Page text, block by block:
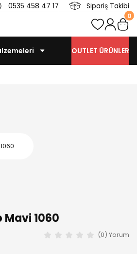
0535 458 47 17 Sipariş Takibi
0
OUTLET ÜRÜNLER
Mavi 1060
(0) Yorum